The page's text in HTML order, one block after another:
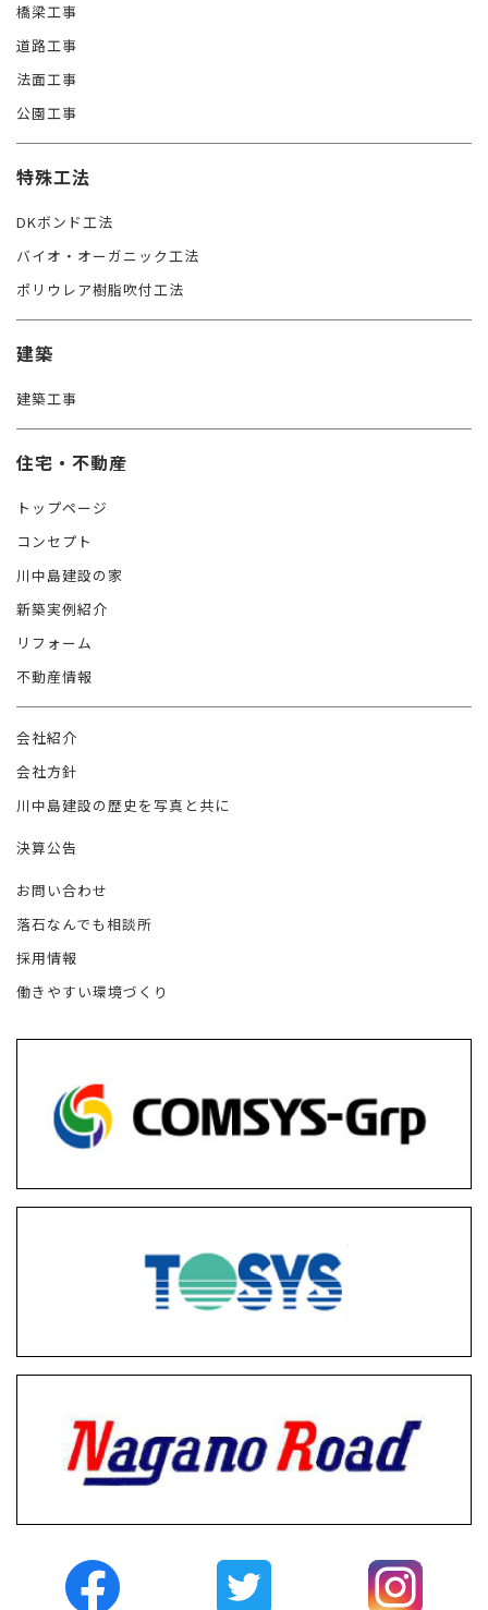
橋梁工事
道路工事
法面工事
公園工事
特殊工法
DKボンド工法
バイオ・オーガニック工法
ポリウレア樹脂吹付工法
建築
建築工事
住宅・不動産
トップページ
コンセプト
川中島建設の家
新築実例紹介
リフォーム
不動産情報
会社紹介
会社方針
川中島建設の歴史を写真と共に
決算公告
お問い合わせ
落石なんでも相談所
採用情報
働きやすい環境づくり